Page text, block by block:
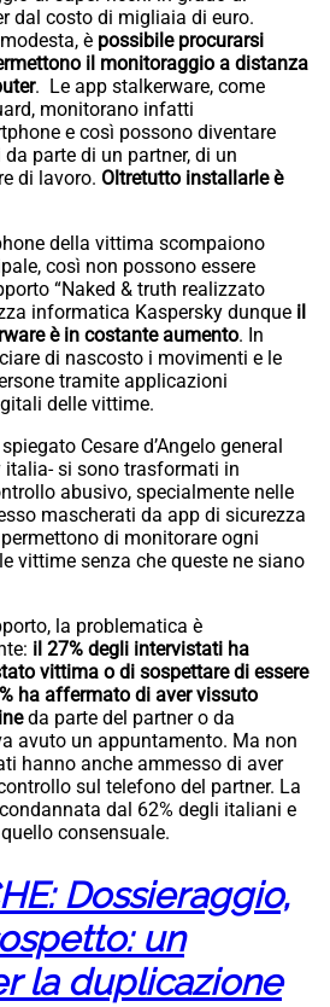
dal costo di migliaia di euro.
è possibile procurarsi
il monitoraggio a distanza
. Le app stalkerware, come
monitorano infatti
e così possono diventare
parte di un partner, di un
di lavoro. Oltretutto installarle è
della vittima scompaiono
così non possono essere
“Naked & truth realizzato
informatica Kaspersky dunque il
è in costante aumento. In
di nascosto i movimenti e le
tramite applicazioni
delle vittime.
Cesare d’Angelo general
italia- si sono trasformati in
abusivo, specialmente nelle
mascherati da app di sicurezza
di monitorare ogni
vittime senza che queste ne siano
la problematica è
il 27% degli intervistati ha
vittima o di sospettare di essere
ha affermato di aver vissuto
da parte del partner o da
avuto un appuntamento. Ma non
hanno anche ammesso di aver
sul telefono del partner. La
dal 62% degli italiani e
consensuale.
Dossieraggio,
un
la duplicazione